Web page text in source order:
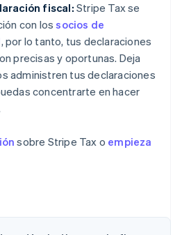
fiscal: Stripe Tax se
con lossocios de
, por lo tanto, tus declaraciones
precisas y oportunas. Deja
administren tus declaraciones
concentrarte en hacer
sobre Stripe Tax o empieza